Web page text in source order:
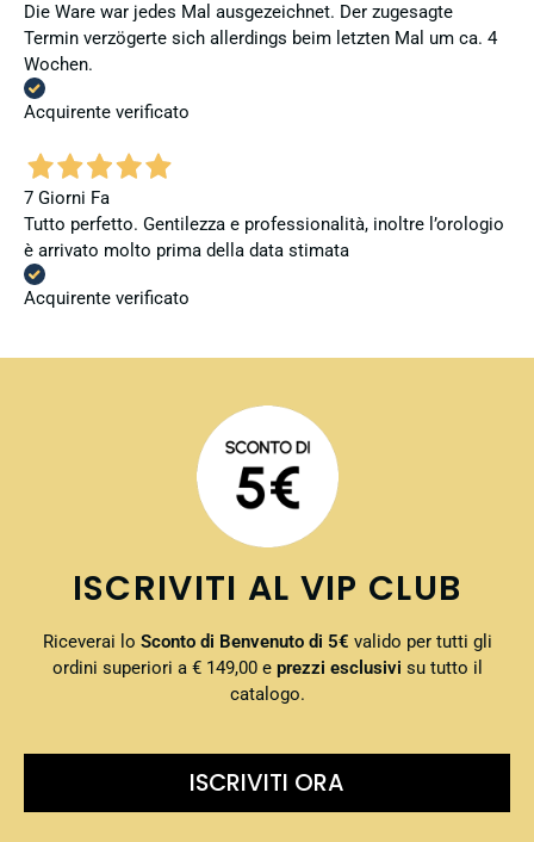
Die Ware war jedes Mal ausgezeichnet. Der zugesagte
Termin verzögerte sich allerdings beim letzten Mal um ca. 4
Wochen.
Acquirente verificato
7 Giorni Fa
Tutto perfetto. Gentilezza e professionalità, inoltre l’orologio
è arrivato molto prima della data stimata
Acquirente verificato
ISCRIVITI AL VIP CLUB
Riceverai lo Sconto di Benvenuto di 5€ valido per tutti gli
ordini superiori a € 149,00 e prezzi esclusivi su tutto il
catalogo.
ISCRIVITI ORA